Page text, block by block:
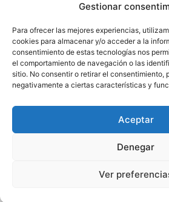
Gestionar
Para ofrecer las mejores experiencias,
cookies para almacenar y/o acceder a la
consentimiento de estas tecnologías nos
el comportamiento de navegación o las
sitio. No consentir o retirar el consentimiento,
negativamente a ciertas características y
Aceptar
Denegar
Ver
Muerte y Difuntos
Oraciones Diarias
Otras
Protección y Liberación
Salud y Sanación
WordPress